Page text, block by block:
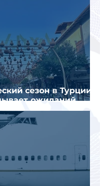
сезон в Турции
ожиданий